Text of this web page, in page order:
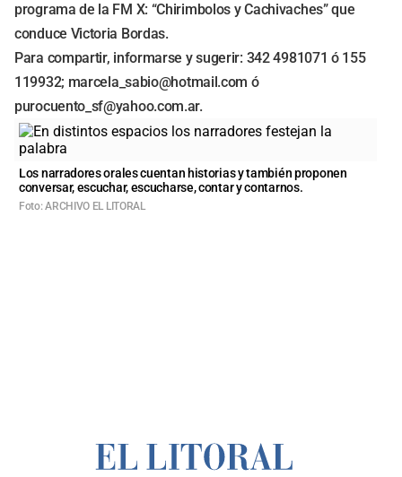
programa de la FM X: “Chirimbolos y Cachivaches” que
conduce Victoria Bordas.
Para compartir, informarse y sugerir: 342 4981071 ó 155
119932; marcela_sabio@hotmail.com ó
purocuento_sf@yahoo.com.ar.
Los narradores orales cuentan historias y también proponen
conversar, escuchar, escucharse, contar y contarnos.
Foto: ARCHIVO EL LITORAL